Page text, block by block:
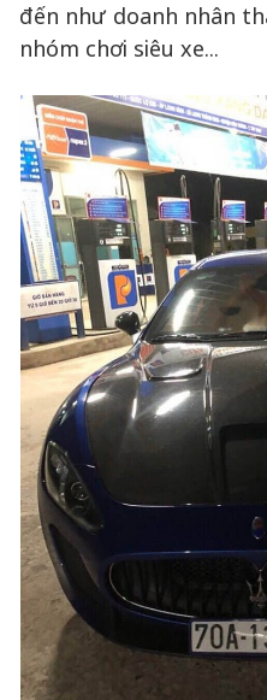
đến như doanh nhân
nhóm chơi siêu xe...